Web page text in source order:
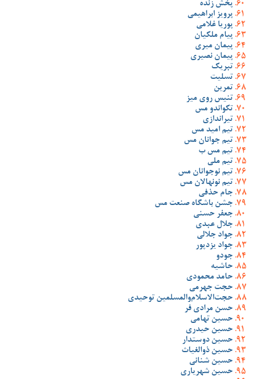
پخش زنده
پرویز ابراهیمی
پوریا غلامی
پیام ملکیان
پیمان میری
پیمان نصیری
تبریک
تسلیت
تمرین
تنیس روی میز
تکواندو مس
تیراندازی
تیم امید مس
تیم جوانان مس
تیم مس ب
تیم ملی
تیم نوجوانان مس
تیم نونهالان مس
جام حذفی
جشن باشگاه صنعت مس
جعفر حسنی
جلال عبدی
جواد جلالی
جواد یزدپور
جودو
حاشیه
حامد محمودی
حجت جهرمی
حجت‌الاسلام‌والمسلمین توحیدی
حسن مرادی فر
حسین تهامی
حسین حیدری
حسین دوستدار
حسین ذوالغیاث
حسین شنانی
حسین شهریاری